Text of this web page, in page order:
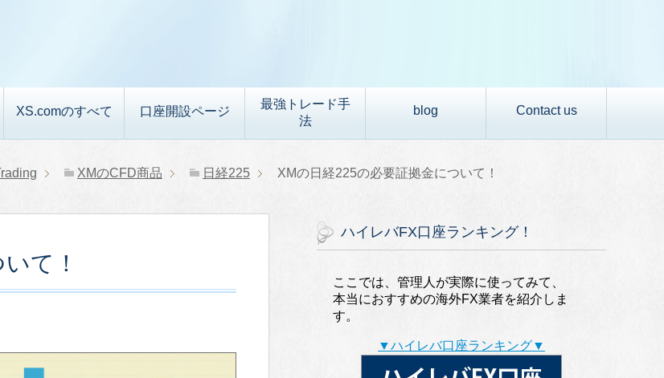
XS.comのすべて 口座開設ページ
最強トレード手
法
blog Contact us
XMのCFD商品 日経225 XMの日経225の必要証拠金について！
て！
ハイレバFX口座ランキング！
ここでは、管理人が実際に使ってみて、
本当におすすめの海外FX業者を紹介しま
す。
▼ハイレバ口座ランキング▼